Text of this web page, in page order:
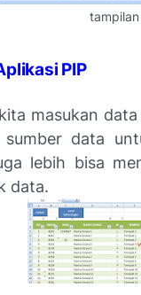
PIP
masukan
data
lebih bisa
data.